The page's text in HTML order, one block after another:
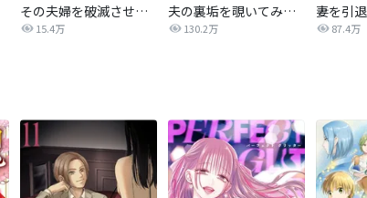
その夫婦を破滅させるまで
15.4万
夫の裏垢を覗いてみたら
130.2万
妻を引
87.4万